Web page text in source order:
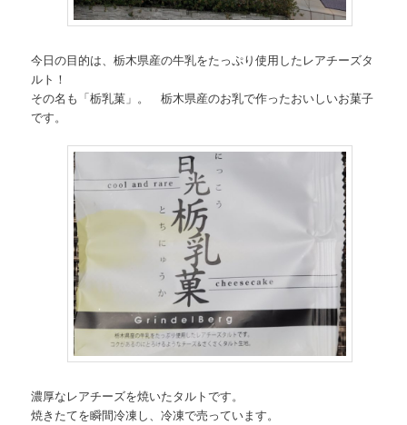
今日の目的は、栃木県産の牛乳をたっぷり使用したレアチーズタ
ルト！
その名も「栃乳菓」。 栃木県産のお乳で作ったおいしいお菓子
です。
濃厚なレアチーズを焼いたタルトです。
焼きたてを瞬間冷凍し、冷凍で売っています。